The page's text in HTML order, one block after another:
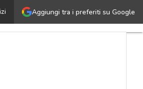
Aggiungi tra i preferiti su Google
i team di hacking individuano